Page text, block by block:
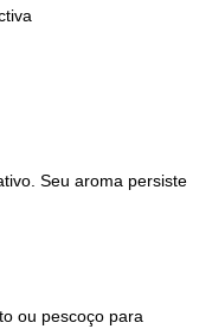
Seu aroma persiste
ou pescoço para